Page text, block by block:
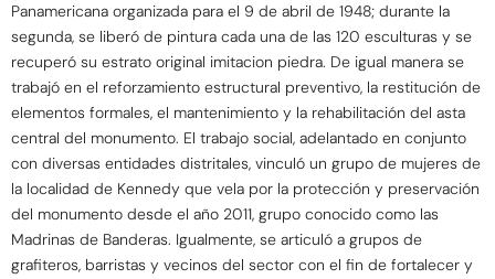
Panamericana organizada para el 9 de abril de 1948; durante la
segunda, se liberó de pintura cada una de las 120 esculturas y se
recuperó su estrato original imitacion piedra. De igual manera se
trabajó en el reforzamiento estructural preventivo, la restitución de
elementos formales, el mantenimiento y la rehabilitación del asta
central del monumento. El trabajo social, adelantado en conjunto
con diversas entidades distritales, vinculó un grupo de mujeres de
la localidad de Kennedy que vela por la protección y preservación
del monumento desde el año 2011, grupo conocido como las
Madrinas de Banderas. Igualmente, se articuló a grupos de
grafiteros, barristas y vecinos del sector con el fin de fortalecer y